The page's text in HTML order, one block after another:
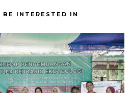
BE INTERESTED IN